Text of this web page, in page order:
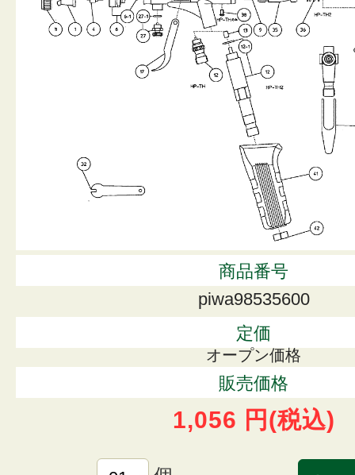
商品番号
piwa98535600
定価
オープン価格
販売価格
1,056 円 (税込)